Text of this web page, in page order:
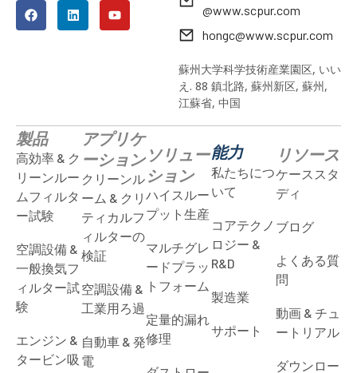
@www.scpur.com
hongc@www.scpur.com
蘇州大学科学技術産業園区, いい
え. 88 鎮北路, 蘇州新区, 蘇州,
江蘇省, 中国
製品
高効率 & ク
リーンルー
ムフィルタ
ー試験
空調設備 &
一般換気フ
ィルター試
験
エンジン &
タービン吸
アプリケ
ーション
クリーンル
ーム & クリ
ティカルフ
ィルターの
検証
空調設備 &
工業用ろ過
自動車 & 発
電
ソリュー
ション
ハイスルー
プット生産
マルチグレ
ードプラッ
トフォーム
定量的漏れ
修理
能力
私たちにつ
いて
コアテクノ
ロジー &
R&D
製造業
サポート
リソース
ケーススタ
ディ
ブログ
よくある質
問
動画 & チュ
ートリアル
ダウンロー